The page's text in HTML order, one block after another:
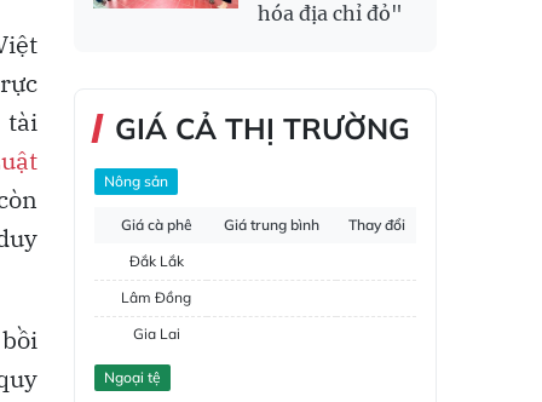
tài
hóa địa chỉ đỏ"
GIÁ CẢ THỊ TRƯỜNG
Nông sản
Giá cà phê Giá trung bình
Thay đổi
Đắk Lắk
Lâm Đồng
Gia Lai
Đắk Nông
Ngoại tệ